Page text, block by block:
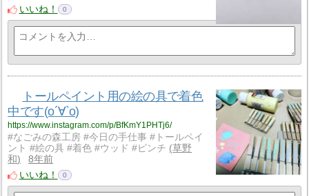
いいね！
0
トールペイント用の絵の具で着色
中です(о´∀`о)
https://www.instagram.com/p/BfKmY1PHTj6/
#なごみの森工房 #今日の手仕事 #トールペイ
ント #絵の具 #着色 #ウッド #ピンチ
草野
和
8年前
いいね！
0